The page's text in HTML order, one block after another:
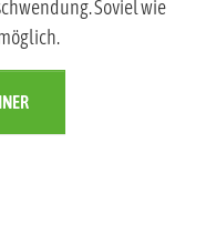
Soviel wie